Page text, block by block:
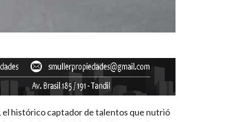
el histórico captador de talentos que nutrió